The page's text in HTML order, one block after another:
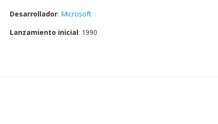
Desarrollador: Microsoft
Lanzamiento inicial: 1990